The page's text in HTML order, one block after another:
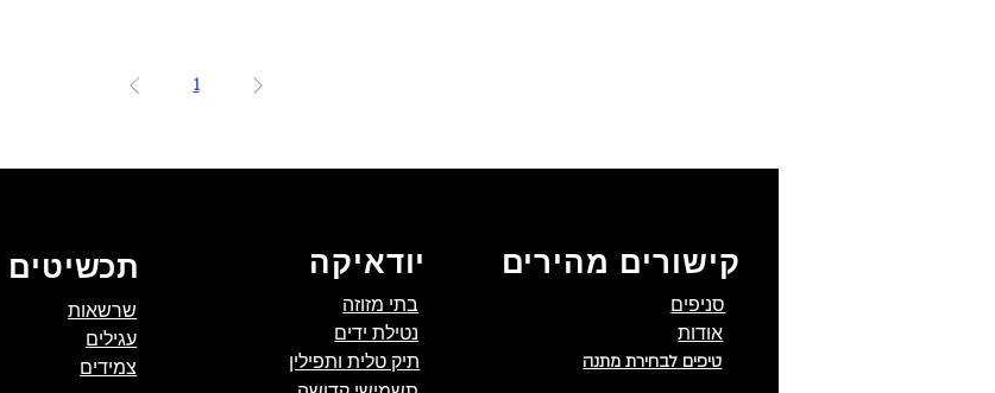
1
תכשיטים
שרשאות
עגילים
צמידים
יודאיקה
בתי מזוזה
נטילת ידים
תיק טלית ותפילין
קישורים מהירים
סניפים
אודות
טיפים לבחירת מתנה